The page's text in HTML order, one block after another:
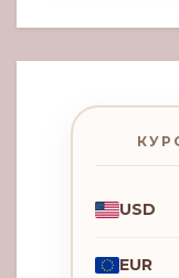
USD
EUR